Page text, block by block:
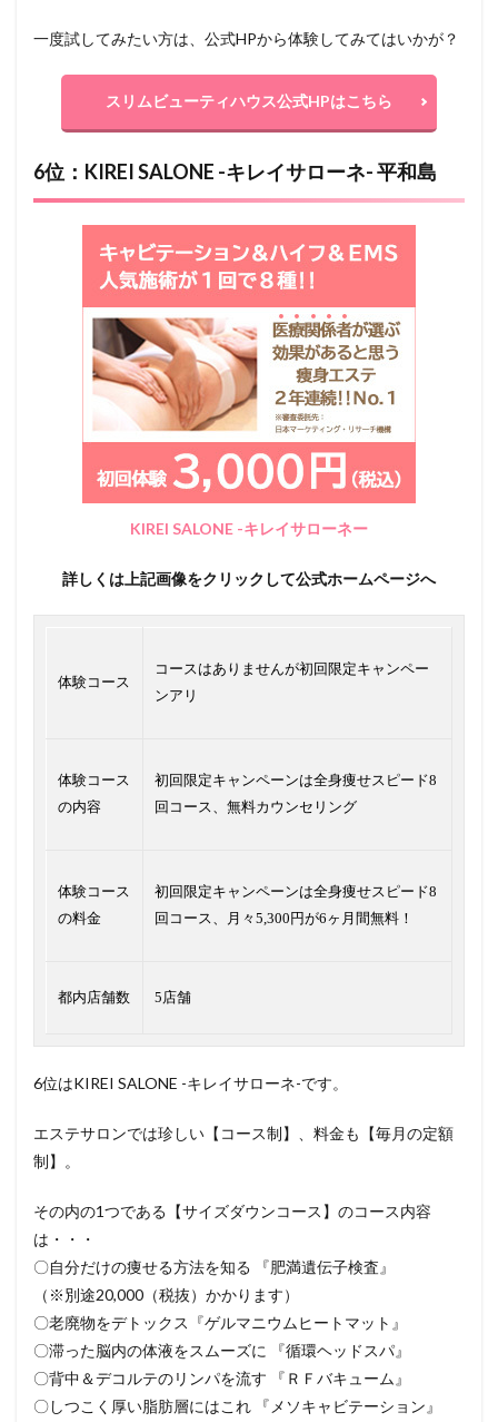
一度試してみたい方は、公式HPから体験してみてはいかが？
スリムビューティハウス公式HPはこちら
6位：KIREI SALONE -キレイサローネ- 平和島
KIREI SALONE -キレイサローネー
詳しくは上記画像をクリックして公式ホームページへ
体験コース
コースはありませんが初回限定キャンペー
ンアリ
体験コース
の内容
初回限定キャンペーンは全身痩せスピード8
回コース、無料カウンセリング
体験コース
の料金
初回限定キャンペーンは全身痩せスピード8
回コース、月々5,300円が6ヶ月間無料！
都内店舗数 5店舗
6位はKIREI SALONE -キレイサローネ-です。
エステサロンでは珍しい【コース制】、料金も【毎月の定額
制】。
その内の1つである【サイズダウンコース】のコース内容
は・・・
〇自分だけの痩せる方法を知る 『肥満遺伝子検査』
（※別途20,000（税抜）かかります）
〇老廃物をデトックス『ゲルマニウムヒートマット』
〇滞った脳内の体液をスムーズに 『循環ヘッドスパ』
〇背中＆デコルテのリンパを流す 『ＲＦバキューム』
〇しつこく厚い脂肪層にはこれ 『メソキャビテーション』